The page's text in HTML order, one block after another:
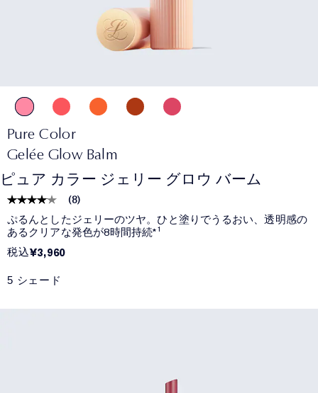
Pure Color
Gelée Glow Balm
ピュア カラー ジェリー グロウ バーム
(8)
ぷるんとしたジェリーのツヤ。ひと塗りでうるおい、透明感の
あるクリアな発色が8時間持続*¹
税込¥3,960
5 シェード